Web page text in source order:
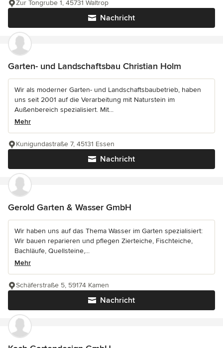
Nachricht
Zur Tongrube 1, 45731 Waltrop
Garten- und Landschaftsbau Christian Holm
Wir als moderner Garten- und Landschaftsbaubetrieb, haben
uns seit 2001 auf die Verarbeitung mit Naturstein im
Außenbereich spezialisiert. Mit...
Mehr
Nachricht
Kunigundastraße 7, 45131 Essen
Gerold Garten & Wasser GmbH
Wir haben uns auf das Thema Wasser im Garten spezialisiert:
Wir bauen reparieren und pflegen Zierteiche, Fischteiche,
Bachläufe, Quellsteine,...
Mehr
Nachricht
Schäferstraße 5, 59174 Kamen